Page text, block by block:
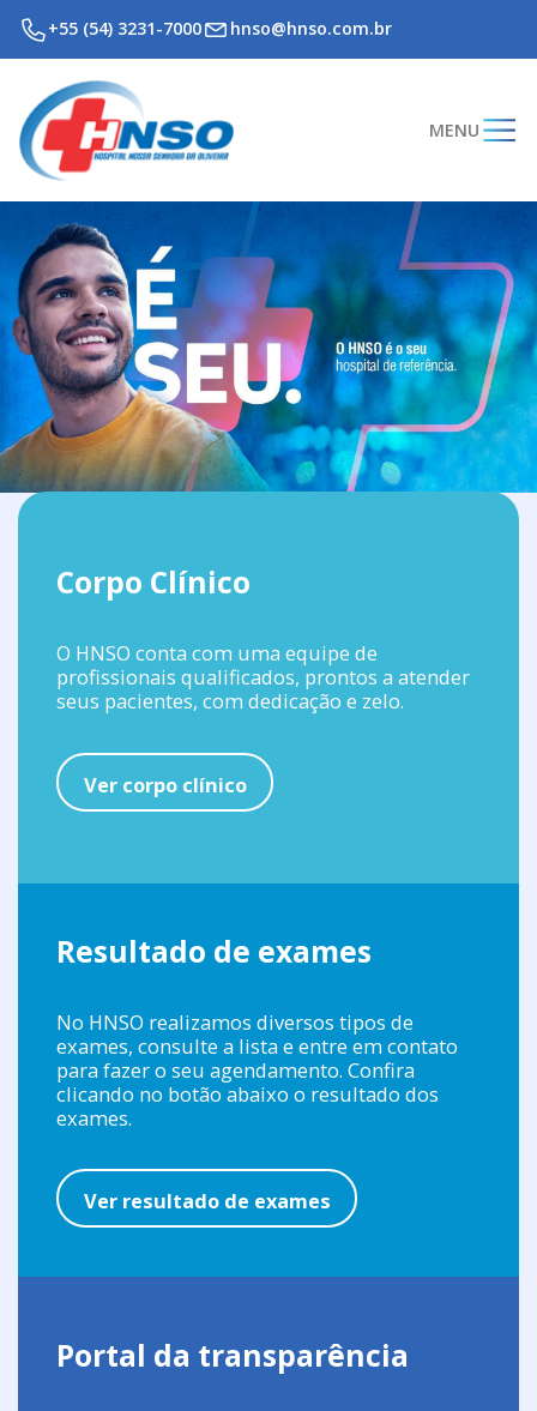
+55 (54) 3231-7000 hnso@hnso.com.br
MENU
Corpo Clínico
O HNSO conta com uma equipe de
profissionais qualificados, prontos a atender
seus pacientes, com dedicação e zelo.
Ver corpo clínico
Resultado de exames
No HNSO realizamos diversos tipos de
exames, consulte a lista e entre em contato
para fazer o seu agendamento. Confira
clicando no botão abaixo o resultado dos
exames.
Ver resultado de exames
Portal da transparência